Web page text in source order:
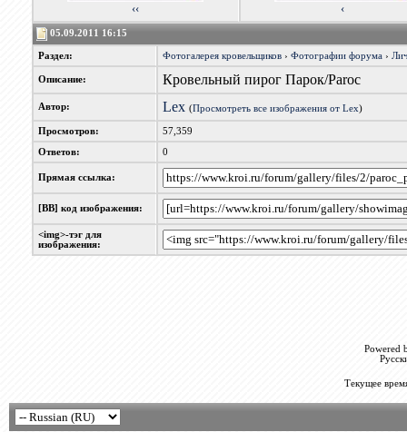
‹‹ ‹
05.09.2011 16:15
Раздел: Фотогалерея кровельщиков› Фотографии форума›
Описание: Кровельный пирог Парок/Paroc
Автор: Lex (Просмотреть все изображения от Lex)
Просмотров: 57,359
Ответов: 0
Прямая ссылка:
[BB] код изображения:
<img>-тэг для
изображения:
Powered
Текущее